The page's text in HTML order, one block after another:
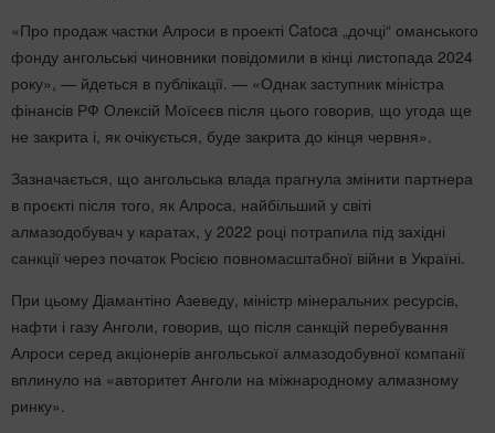
«Про продаж частки Алроси в проекті Catoca „дочці“ оманського
фонду ангольські чиновники повідомили в кінці листопада 2024
року», — йдеться в публікації. — «Однак заступник міністра
фінансів РФ Олексій Моїсеєв після цього говорив, що угода ще
не закрита і, як очікується, буде закрита до кінця червня».
Зазначається, що ангольська влада прагнула змінити партнера
в проєкті після того, як Алроса, найбільший у світі
алмазодобувач у каратах, у 2022 році потрапила під західні
санкції через початок Росією повномасштабної війни в Україні.
При цьому Діамантіно Азеведу, міністр мінеральних ресурсів,
нафти і газу Анголи, говорив, що після санкцій перебування
Алроси серед акціонерів ангольської алмазодобувної компанії
вплинуло на «авторитет Анголи на міжнародному алмазному
ринку».